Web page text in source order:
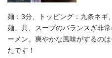
麺：3分、トッピング：九条ネギ
麺、具、スープのバランスぎ非
ーメン。爽やかな風味がするの
たです！